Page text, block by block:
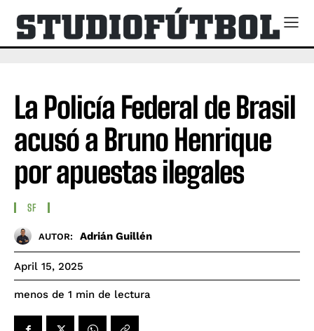
La Policía Federal de Brasil
acusó a Bruno Henrique
por apuestas ilegales
SF
AUTOR: Adrián Guillén
April 15, 2025
menos de 1 min de lectura